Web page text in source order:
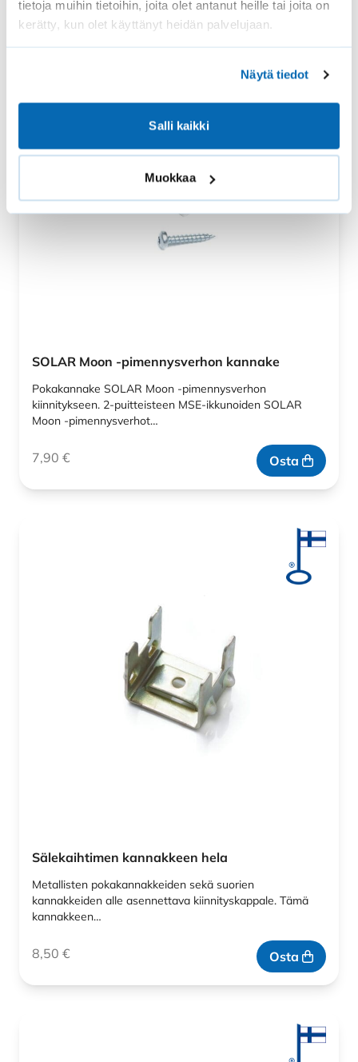
tietoja muihin tietoihin, joita olet antanut heille tai joita on
kerätty, kun olet käyttänyt heidän palvelujaan.
Näytä tiedot
Salli kaikki
Muokkaa
SOLAR Moon -pimennysverhon kannake
Pokakannake SOLAR Moon -pimennysverhon
kiinnitykseen. 2-puitteisteen MSE-ikkunoiden SOLAR
Moon -pimennysverhot…
7,90 € Osta
Sälekaihtimen kannakkeen hela
Metallisten pokakannakkeiden sekä suorien
kannakkeiden alle asennettava kiinnityskappale. Tämä
kannakkeen…
8,50 € Osta